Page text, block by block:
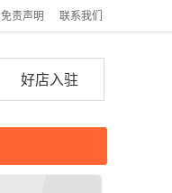
免责声明 联系我们
好店入驻